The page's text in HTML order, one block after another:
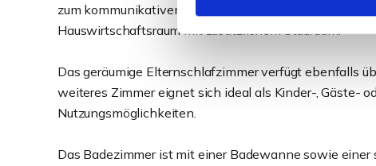
zum kommunikativen Mittelpunkt der Wohnung.
Hauswirtschaftsraum mit zusätzlichem Stauraum.
Das geräumige Elternschlafzimmer verfügt ebenfalls
weiteres Zimmer eignet sich ideal als Kinder-, Gäste-
Nutzungsmöglichkeiten.
Das Badezimmer ist mit einer Badewanne sowie